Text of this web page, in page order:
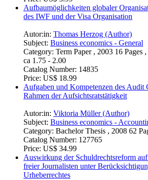
Aufbaumöglichkeiten globaler
des IWF und der Visa Organisation
Autor:in: Thomas Herzog (Author)
Subject: Business economics - General
Category: Term Paper , 2003 16 Pages
ca 1.75 - 2.00
Catalog Number: 14835
Price: US$ 18.99
Aufgaben und Kompetenzen des Audit
Rahmen der Aufsichtsratstätigkeit
Autor:in: Viktoria Müller (Author)
Subject: Business economics -
Category: Bachelor Thesis , 2008 62
Catalog Number: 127765
Price: US$ 34.99
Auswirkung der Schuldrechtsreform
freier Journalisten unter
Urheberrechtes